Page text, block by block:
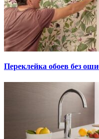
Переклейка обоев без